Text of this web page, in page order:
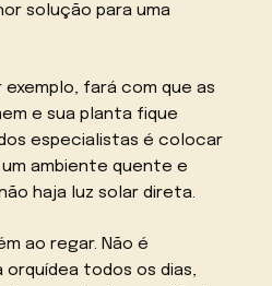
solução para uma
fará com que as
e sua planta fique
especialistas é colocar
ambiente quente e
haja luz solar direta.
ao regar. Não é
todos os dias,